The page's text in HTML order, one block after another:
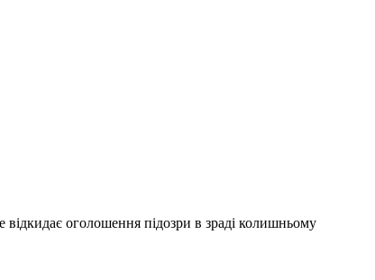
оголошення підозри в зраді колишньому